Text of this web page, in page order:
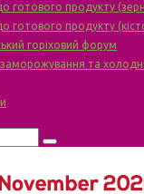
готового продукту
готового продукту
горіховий форум
заморожування та